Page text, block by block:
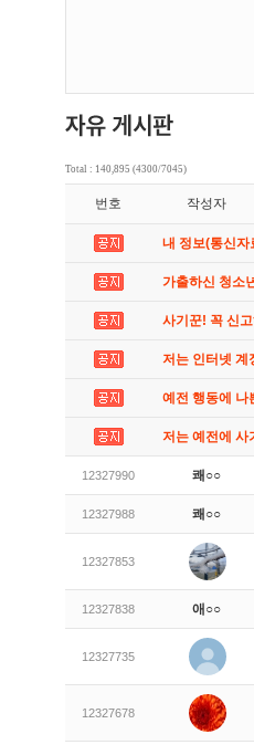
Total : 140,895 (4300/7045)
번호 작성자
내 정보(통신자
가출하신 청소
사기꾼! 꼭 신
저는 인터넷 계
예전 행동에 나
저는 예전에 사
12327990 쾌○○
12327988 쾌○○
12327853
12327838 애○○
12327735
12327678